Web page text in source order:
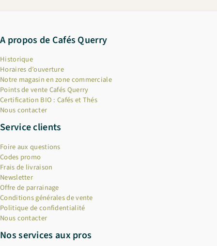
A propos de Cafés Querry
Historique
Horaires d’ouverture
Notre magasin en zone commerciale
Points de vente Cafés Querry
Certification BIO : Cafés et Thés
Nous contacter
Service clients
Foire aux questions
Codes promo
Frais de livraison
Newsletter
Offre de parrainage
Conditions générales de vente
Politique de confidentialité
Nous contacter
Nos services aux pros